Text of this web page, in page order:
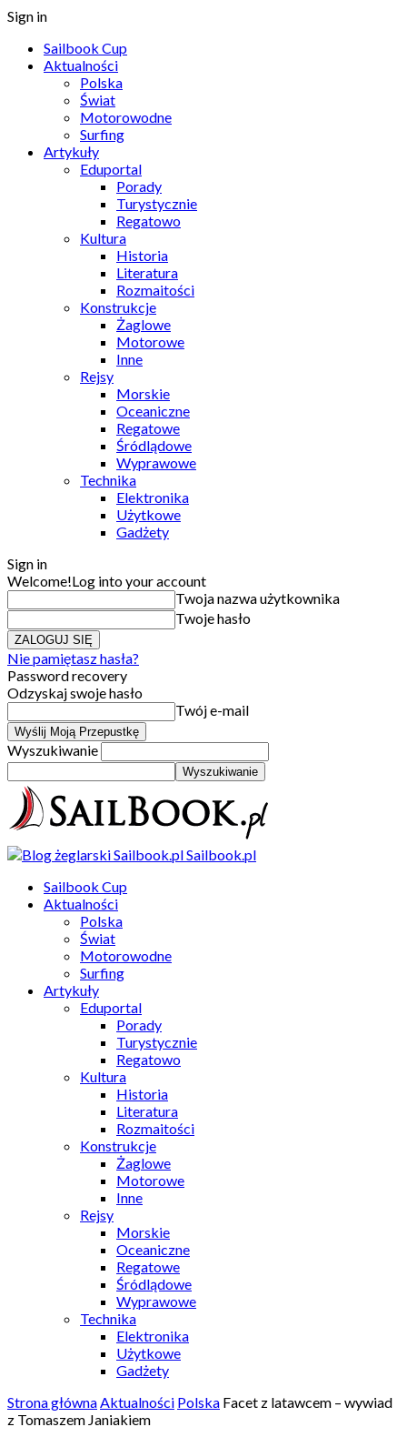
Sign in
Sailbook Cup
Aktualności
Polska
Świat
Motorowodne
Surfing
Artykuły
Eduportal
Porady
Turystycznie
Regatowo
Kultura
Historia
Literatura
Rozmaitości
Konstrukcje
Żaglowe
Motorowe
Inne
Rejsy
Morskie
Oceaniczne
Regatowe
Śródlądowe
Wyprawowe
Technika
Elektronika
Użytkowe
Gadżety
Sign in
Welcome!Log into your account
Twoja nazwa użytkownika
Twoje hasło
Nie pamiętasz hasła?
Password recovery
Odzyskaj swoje hasło
Twój e-mail
Wyszukiwanie
Sailbook.pl
Sailbook Cup
Aktualności
Polska
Świat
Motorowodne
Surfing
Artykuły
Eduportal
Porady
Turystycznie
Regatowo
Kultura
Historia
Literatura
Rozmaitości
Konstrukcje
Żaglowe
Motorowe
Inne
Rejsy
Morskie
Oceaniczne
Regatowe
Śródlądowe
Wyprawowe
Technika
Elektronika
Użytkowe
Gadżety
Strona głównaAktualności Polska Facet z latawcem – wywiad
z Tomaszem Janiakiem